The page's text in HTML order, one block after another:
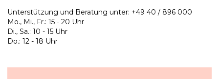
Unterstützung und Beratung unter: +49 40 / 896 000
Mo., Mi., Fr.: 15 - 20 Uhr
Di., Sa.: 10 - 15 Uhr
Do.: 12 - 18 Uhr